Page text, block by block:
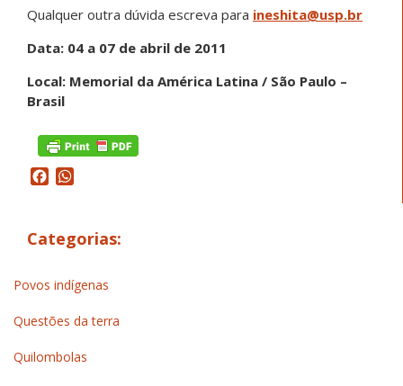
Qualquer outra dúvida escreva para ineshita@usp.br
Data: 04 a 07 de abril de 2011
Local: Memorial da América Latina / São Paulo –
Brasil
Facebook
Categorias:
Povos indígenas
Questões da terra
Quilombolas